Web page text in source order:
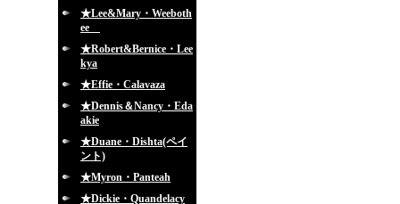
★Lee&Mary・Weeboth
ee
★Robert&Bernice・Lee
kya
★Effie・Calavaza
★Dennis＆Nancy・Eda
akie
★Duane・Dishta(ペイ
ント)
★Myron・Panteah
★Dickie・Quandelacy